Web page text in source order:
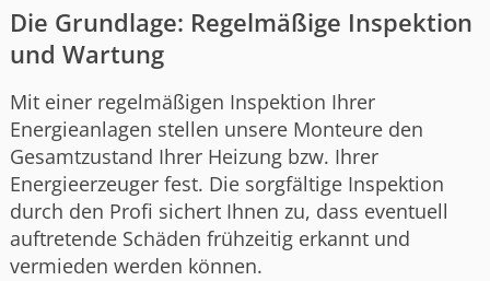
Die Grundlage: Regelmäßige Inspektion
und Wartung
Mit einer regelmäßigen Inspektion Ihrer
Energieanlagen stellen unsere Monteure den
Gesamtzustand Ihrer Heizung bzw. Ihrer
Energieerzeuger fest. Die sorgfältige Inspektion
durch den Profi sichert Ihnen zu, dass eventuell
auftretende Schäden frühzeitig erkannt und
vermieden werden können.